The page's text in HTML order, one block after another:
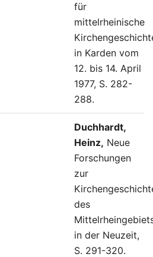
für
mittelrheinische
in Karden vom
12. bis 14. April
1977, S. 282-
288.
Duchhardt,
Heinz, Neue
Forschungen
zur
des
in der Neuzeit,
S. 291-320.